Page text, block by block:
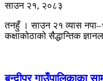
साउन २१, २०८३
तनहुँ । साउन २१ व्यास
कक्षाकोठाको सैद्धान्तिक
बन्दीपुर गाउँपालिकाका